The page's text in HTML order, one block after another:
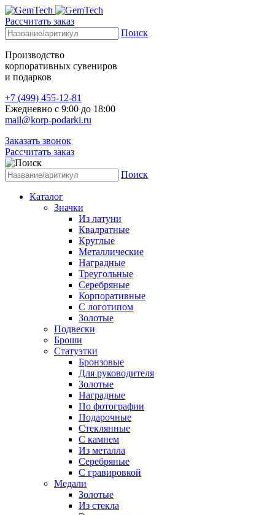
Рассчитать заказ
Поиск
Производство
корпоративных сувениров
и подарков
+7 (499) 455-12-81
Ежедневно с 9:00 до 18:00
mail@korp-podarki.ru
Заказать звонок
Рассчитать заказ
Поиск
Каталог
Значки
Из латуни
Квадратные
Круглые
Металлические
Наградные
Треугольные
Серебряные
Корпоративные
С логотипом
Золотые
Подвески
Броши
Статуэтки
Бронзовые
Для руководителя
Золотые
Наградные
По фотографии
Подарочные
Стеклянные
С камнем
Из металла
Серебряные
С гравировкой
Медали
Золотые
Из стекла